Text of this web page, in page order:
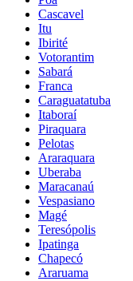
Cascavel
Itu
Ibirité
Votorantim
Sabará
Franca
Caraguatatuba
Itaboraí
Piraquara
Pelotas
Araraquara
Uberaba
Maracanaú
Vespasiano
Magé
Teresópolis
Ipatinga
Chapecó
Araruama